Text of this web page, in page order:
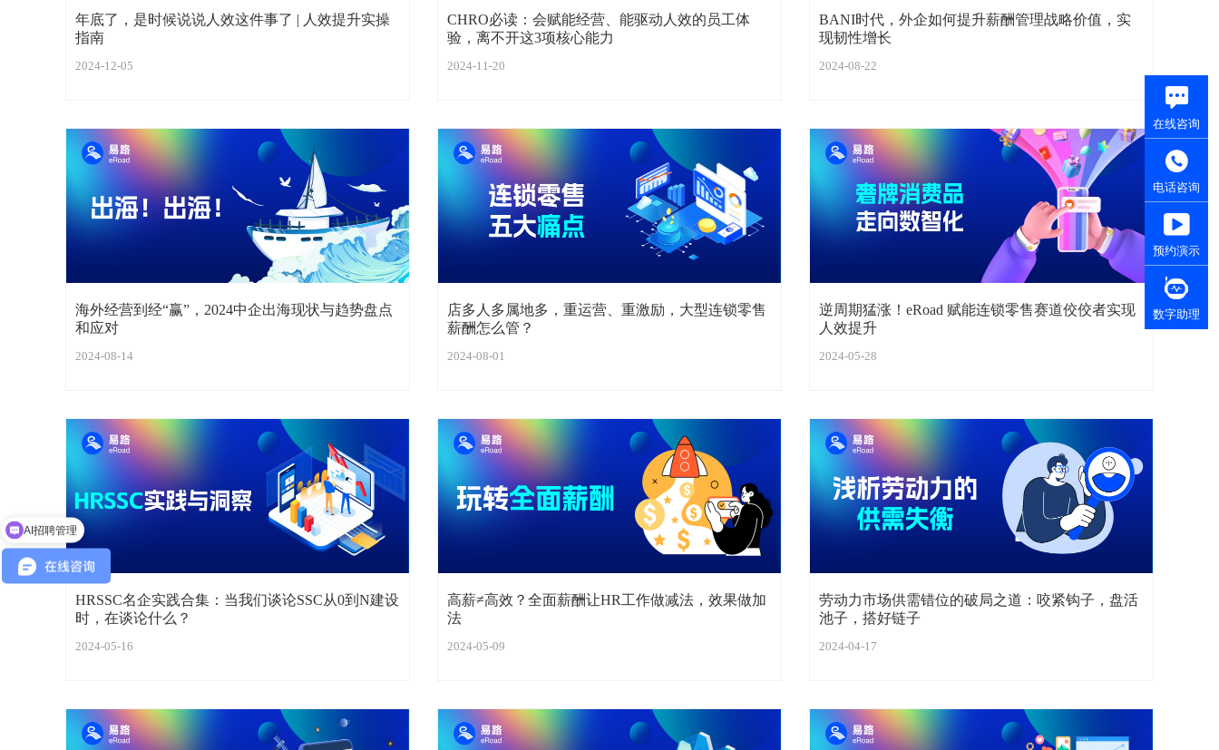
年底了，是时候说说人效这件事了 | 人效提升实操
指南
2024-12-05
CHRO必读：会赋能经营、能驱动人效的员工体
验，离不开这3项核心能力
2024-11-20
BANI时代，外企如何提升薪酬管理战略价值，实
现韧性增长
2024-08-22
海外经营到经“赢”，2024中企出海现状与趋势盘点
和应对
2024-08-14
店多人多属地多，重运营、重激励，大型连锁零售
薪酬怎么管？
2024-08-01
逆周期猛涨！eRoad 赋能连锁零售赛道佼佼者实现
人效提升
2024-05-28
HRSSC名企实践合集：当我们谈论SSC从0到N建设
时，在谈论什么？
2024-05-16
高薪≠高效？全面薪酬让HR工作做减法，效果做加
法
2024-05-09
劳动力市场供需错位的破局之道：咬紧钩子，盘活
池子，搭好链子
2024-04-17
在线咨询
电话咨询
预约演示
数字助理
企业出海服务